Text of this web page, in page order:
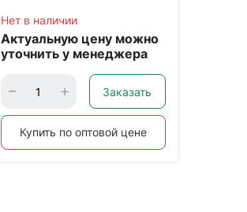
Нет в наличии
Актуальную цену можно
уточнить у менеджера
Заказать
Купить по оптовой цене